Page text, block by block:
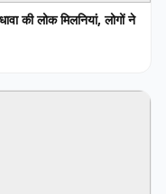
की लोक मिलनियां, लोगों ने